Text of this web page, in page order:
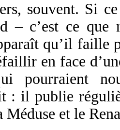
souvent. Si
– c’est ce que
qu’il faille
en face
pourraient
: il publie
Méduse et le